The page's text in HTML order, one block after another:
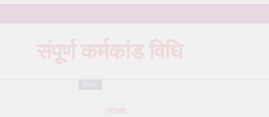
संपूर्ण कर्मकांड विधि
HOME